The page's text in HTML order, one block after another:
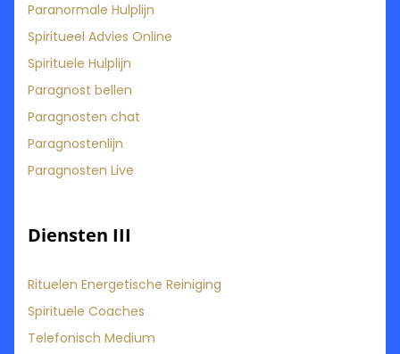
Paranormale Hulplijn
Spiritueel Advies Online
Spirituele Hulplijn
Paragnost bellen
Paragnosten chat
Paragnostenlijn
Paragnosten Live
Diensten III
Rituelen Energetische Reiniging
Spirituele Coaches
Telefonisch Medium